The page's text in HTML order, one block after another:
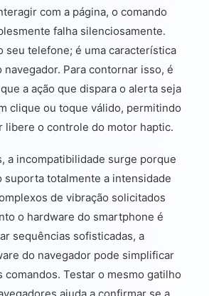
com a página, o comando
falha silenciosamente.
seu telefone; é uma característica
navegador. Para contornar isso, é
a ação que dispara o alerta seja
clique ou toque válido, permitindo
libere o controle do motor haptic.
a incompatibilidade surge porque
suporta totalmente a intensidade
de vibração solicitados
o hardware do smartphone é
sequências sofisticadas, a
do navegador pode simplificar
comandos. Testar o mesmo gatilho
ajuda a confirmar se a